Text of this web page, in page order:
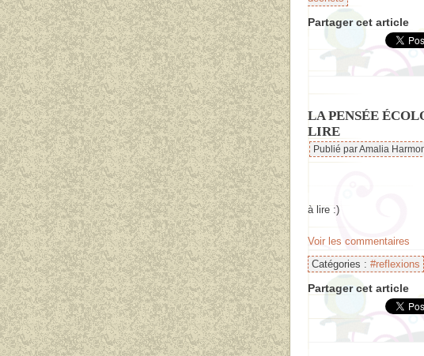
Partager cet article
LA PENSÉE
LIRE
Publié par Amalia
à lire :)
Voir les commentaires
Catégories : #reflexions
Partager cet article